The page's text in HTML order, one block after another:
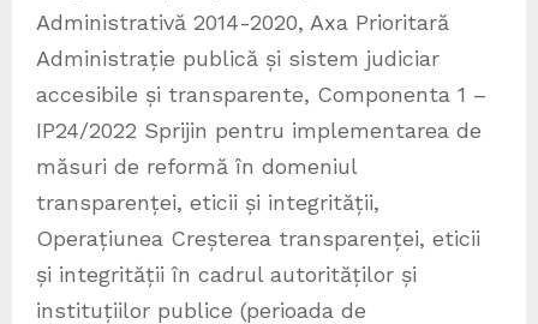
Administrativă 2014-2020, Axa Prioritară
Administrație publică și sistem judiciar
accesibile și transparente, Componenta 1 –
IP24/2022 Sprijin pentru implementarea de
măsuri de reformă în domeniul
transparenței, eticii și integrității,
Operațiunea Creșterea transparenței, eticii
și integrității în cadrul autorităților și
instituțiilor publice (perioada de